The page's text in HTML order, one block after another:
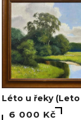
Léto u řeky
6 000 Kč